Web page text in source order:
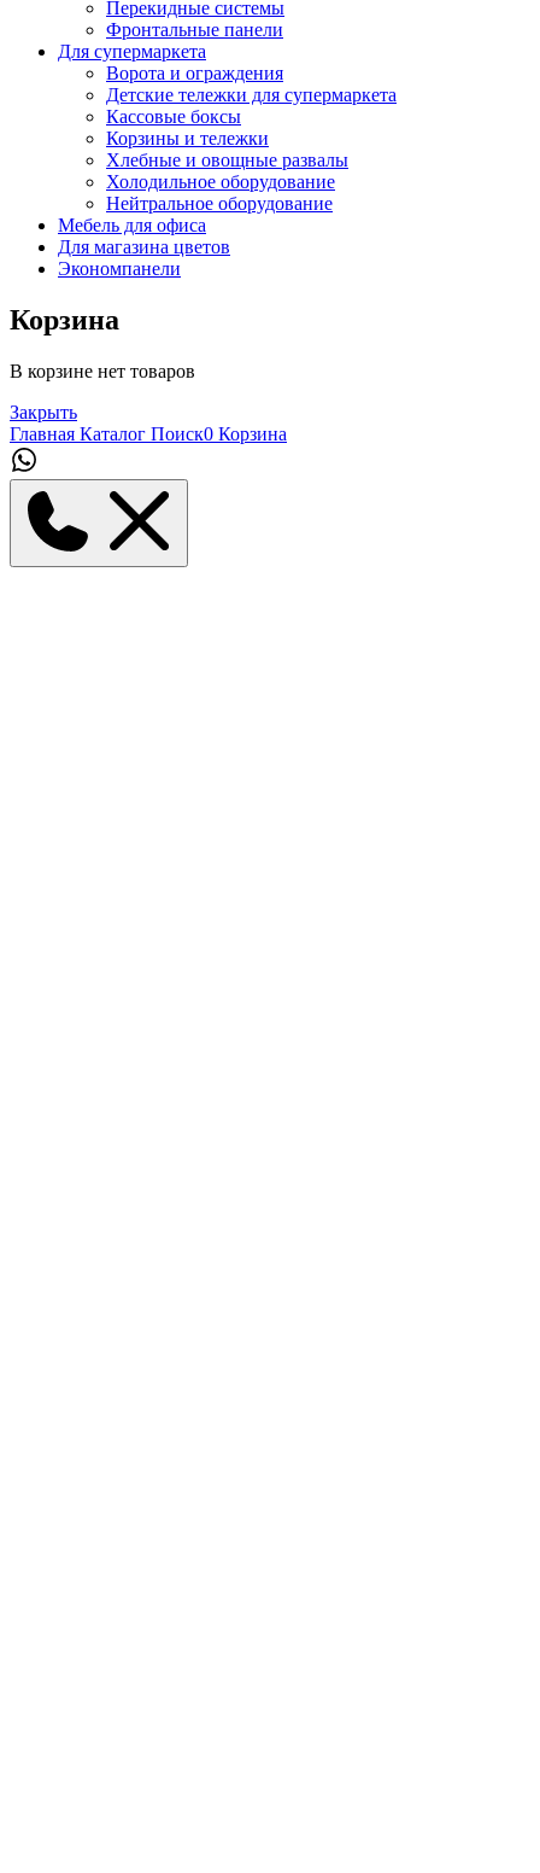
Перекидные системы
Фронтальные панели
Для супермаркета
Ворота и ограждения
Детские тележки для супермаркета
Кассовые боксы
Корзины и тележки
Хлебные и овощные развалы
Холодильное оборудование
Нейтральное оборудование
Мебель для офиса
Для магазина цветов
Экономпанели
Корзина
В корзине нет товаров
Закрыть
Главная Каталог Поиск0 Корзина